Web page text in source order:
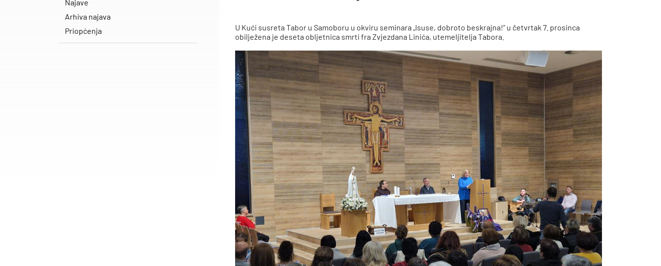
Najave
Arhiva najava
Priopćenja
U Kući susreta Tabor u Samoboru u okviru seminara „Isuse, dobroto beskrajna!“ u četvrtak 7. prosinca
obilježena je deseta obljetnica smrti fra Zvjezdana Linića, utemeljitelja Tabora.